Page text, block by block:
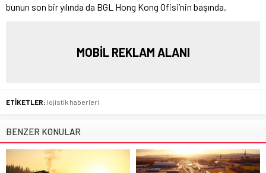
bunun son bir yılında da BGL Hong Kong Ofisi’nin başında.
MOBİL REKLAM ALANI
ETİKETLER: lojistik haberleri
BENZER KONULAR